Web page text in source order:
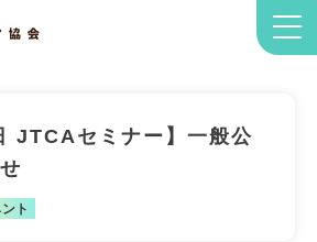
JTCAセミナー】一般公
ト